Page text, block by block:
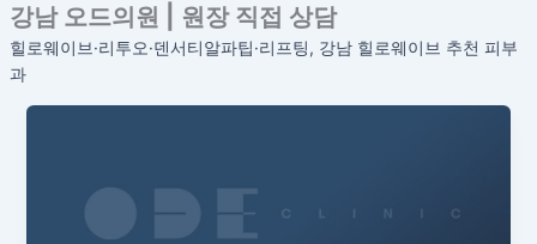
기강남 오드의원 | 원장 직접 상담
힐로웨이브·리투오·덴서티알파팁·리프팅, 강남 힐로웨이브 추천 피부
과